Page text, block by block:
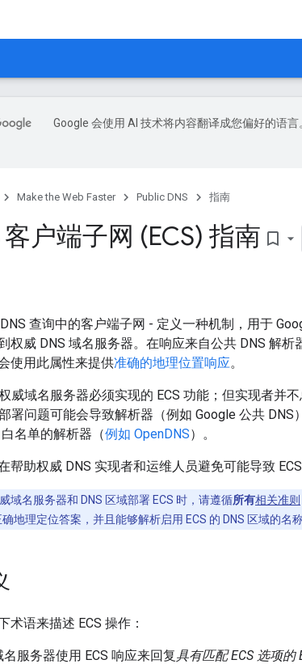
Google 会使用 AI 技术将内容翻译成您偏好的语
Make the Web Faster Public DNS 指南
客户端子网 (ECS) 指南 bookmark_border
查询中的客户端子网 - 定义一种机制，用于
权威 DNS 域名服务器。在响应来自公共 DNS 解
使用此属性来提供准确的地理位置响应。
威域名服务器必须实现的 ECS 功能；但实现者并
署问题可能会导致解析器（例如 Google 公共
名单的解析器（例如 OpenDNS）。
帮助权威 DNS 实现者和运维人员避免可能导致
域名服务器和 DNS 区域部署 ECS 时，请遵循所有相关准则
地理定位答案，并且能够解析启用 ECS 的 DNS 区域的名
术语来描述 ECS 操作：
服务器使用 ECS 响应来回复具有匹配 ECS 选项的